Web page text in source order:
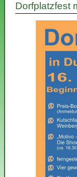
Dorfplatzfest